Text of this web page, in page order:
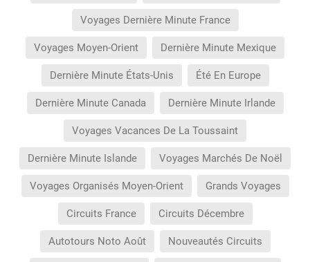
Voyages Dernière Minute France
Voyages Moyen-Orient Dernière Minute Mexique
Dernière Minute États-Unis Été En Europe
Dernière Minute Canada Dernière Minute Irlande
Voyages Vacances De La Toussaint
Dernière Minute Islande Voyages Marchés De Noël
Voyages Organisés Moyen-Orient Grands Voyages
Circuits France Circuits Décembre
Autotours Noto Août Nouveautés Circuits